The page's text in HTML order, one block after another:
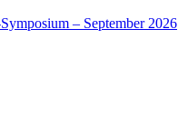
– September 2026